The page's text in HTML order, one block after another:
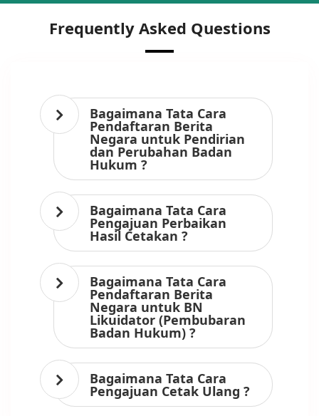
Frequently Asked Questions
Bagaimana Tata Cara
Pendaftaran Berita
Negara untuk Pendirian
dan Perubahan Badan
Hukum ?
Bagaimana Tata Cara
Pengajuan Perbaikan
Hasil Cetakan ?
Bagaimana Tata Cara
Pendaftaran Berita
Negara untuk BN
Likuidator (Pembubaran
Badan Hukum) ?
Bagaimana Tata Cara
Pengajuan Cetak Ulang ?